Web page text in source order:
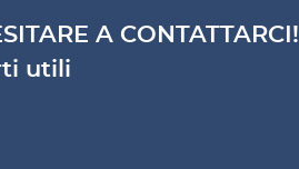
A CONTATTARCI!
utili